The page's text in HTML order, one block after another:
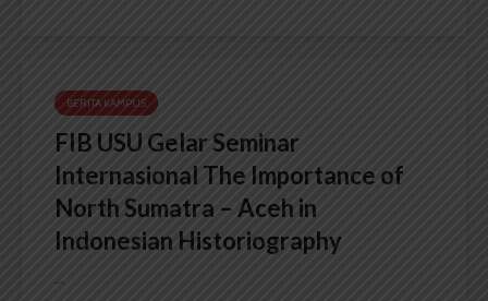
BERITA KAMPUS
FIB USU Gelar Seminar
Internasional The Importance of
North Sumatra – Aceh in
Indonesian Historiography
...